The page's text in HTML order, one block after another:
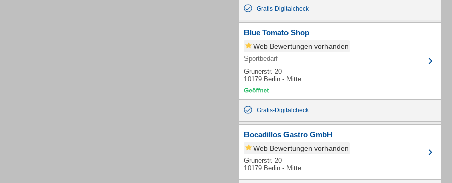
Gratis-Digitalcheck
Blue Tomato Shop
Web Bewertungen vorhanden
Sportbedarf
Grunerstr. 20
10179 Berlin - Mitte
Gratis-Digitalcheck
Bocadillos Gastro GmbH
Web Bewertungen vorhanden
Grunerstr. 20
10179 Berlin - Mitte